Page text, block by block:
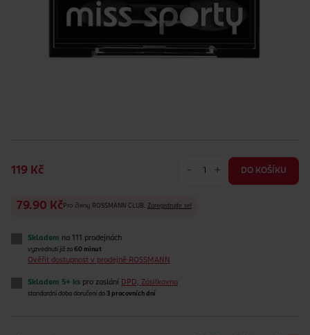
119 Kč - + DO KOŠÍKU
79.90 Kč Pro členy ROSSMANN CLUB. Zaregistrujte se!
Skladem na 111 prodejnách
vyzvednutí již za 60 minut
Ověřit dostupnost v prodejně ROSSMANN
Skladem 5+ ks pro zaslání DPD, Zásilkovna
standardní doba doručení do 3 pracovních dní